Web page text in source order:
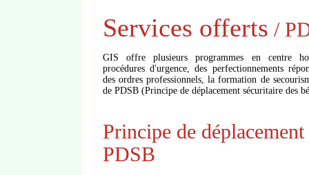
Services offerts /
GIS offre plusieurs programmes en centre
procédures d'urgence, des perfectionnements
des ordres professionnels, la formation de
de PDSB (Principe de déplacement sécuritaire des
Principe de
PDSB